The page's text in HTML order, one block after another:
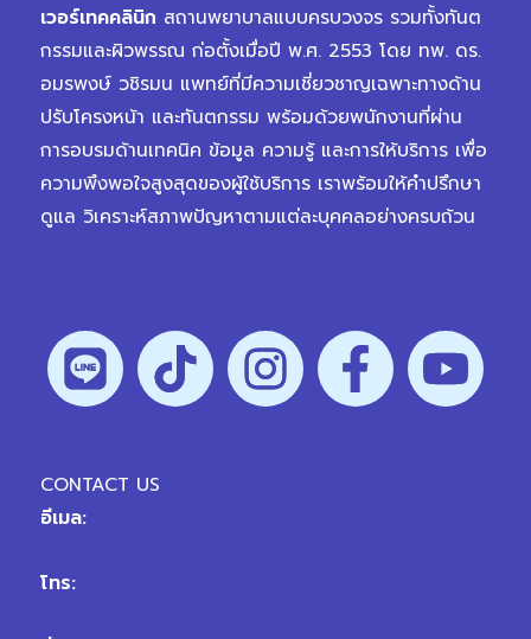
เวอร์เทคคลินิก สถานพยาบาลแบบครบวงจร รวมทั้งทันต
กรรมและผิวพรรณ ก่อตั้งเมื่อปี พ.ศ. 2553 โดย ทพ. ดร.
อมรพงษ์ วชิรมน แพทย์ที่มีความเชี่ยวชาญเฉพาะทางด้าน
ปรับโครงหน้า และทันตกรรม พร้อมด้วยพนักงานที่ผ่าน
การอบรมด้านเทคนิค ข้อมูล ความรู้ และการให้บริการ เพื่อ
ความพึงพอใจสูงสุดของผู้ใช้บริการ เราพร้อมให้คำปรึกษา
ดูแล วิเคราะห์สภาพปัญหาตามแต่ละบุคคลอย่างครบถ้วน
CONTACT US
อีเมล:
โทร: